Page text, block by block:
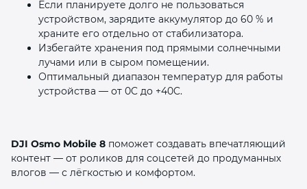
Если планируете долго не пользоваться
устройством, зарядите аккумулятор до 60 % и
храните его отдельно от стабилизатора.
Избегайте хранения под прямыми солнечными
лучами или в сыром помещении.
Оптимальный диапазон температур для работы
устройства — от 0C до +40C.
DJI Osmo Mobile 8 поможет создавать впечатляющий
контент — от роликов для соцсетей до продуманных
влогов — с лёгкостью и комфортом.